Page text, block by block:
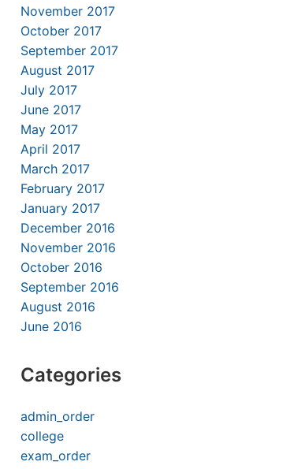
November 2017
October 2017
September 2017
August 2017
July 2017
June 2017
May 2017
April 2017
March 2017
February 2017
January 2017
December 2016
November 2016
October 2016
September 2016
August 2016
June 2016
Categories
admin_order
college
exam_order